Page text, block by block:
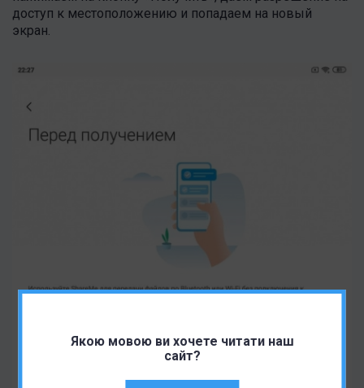
Якою мовою ви хочете читати наш
сайт?
доступ к местоположению и попадаем на новый
экран.